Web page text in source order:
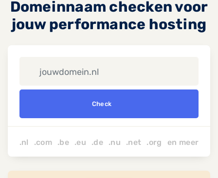
Domeinnaam checken voor
jouw performance hosting
Check
.nl .com .be .eu .de .nu .net .org en meer